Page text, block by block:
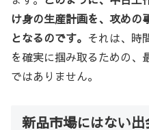
け身の生産計画を、攻めの
となるのです。 それは、時
を確実に掴み取るための、
ではありません。
新品市場にはない